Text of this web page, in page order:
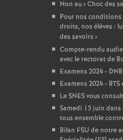
Non au «Choc des
Pour nos conditions
droits, nos élèves :
des savoirs »
Compte-rendu
avec le rectorat de
Examens 2024 - DNB
Examens 2024 -
Le SNES vous
Samedi 15 juin
tous ensemble
Bilan FSU de notre